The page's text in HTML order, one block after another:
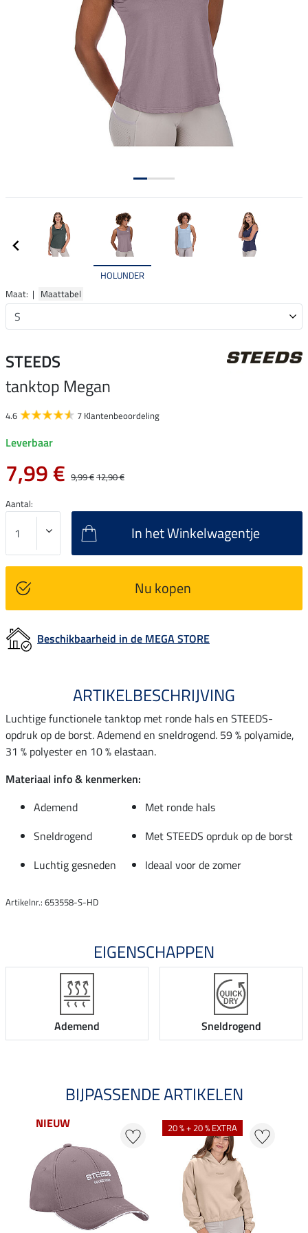
HOLUNDER
Maat: | Maattabel
STEEDS
tanktop Megan
4.6 7 Klantenbeoordeling
Leverbaar
7,99 € 9,99 €12,90 €
Aantal:
In het Winkelwagentje
Nu kopen
Beschikbaarheid in de MEGA STORE
ARTIKELBESCHRIJVING
Luchtige functionele tanktop met ronde hals en STEEDS-
opdruk op de borst. Ademend en sneldrogend. 59 % polyamide,
31 % polyester en 10 % elastaan.
Materiaal info & kenmerken:
Ademend
Met ronde hals
Sneldrogend
Met STEEDS oprduk op de borst
Luchtig gesneden
Ideaal voor de zomer
Artikelnr.: 653558-S-HD
EIGENSCHAPPEN
Ademend Sneldrogend
BIJPASSENDE ARTIKELEN
NIEUW 20 % + 20 % EXTRA